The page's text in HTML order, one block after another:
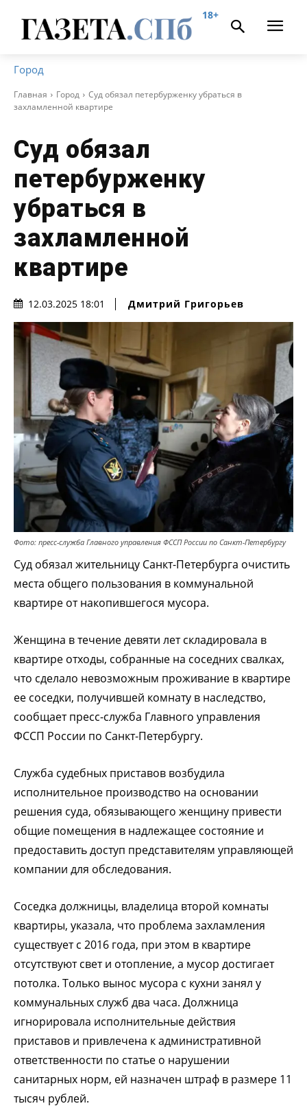
18+
Город
Главная Город
Суд обязал петербурженку убраться в
захламленной квартире
Суд обязал
петербурженку
убраться в
захламленной
квартире
12.03.2025 18:01 Дмитрий Григорьев
Фото: пресс-служба Главного управления ФССП России по Санкт-Петербургу
Суд обязал жительницу Санкт-Петербурга очистить
места общего пользования в коммунальной
квартире от накопившегося мусора.
Женщина в течение девяти лет складировала в
квартире отходы, собранные на соседних свалках,
что сделало невозможным проживание в квартире
ее соседки, получившей комнату в наследство,
сообщает пресс-служба Главного управления
ФССП России по Санкт-Петербургу.
Служба судебных приставов возбудила
исполнительное производство на основании
решения суда, обязывающего женщину привести
общие помещения в надлежащее состояние и
предоставить доступ представителям управляющей
компании для обследования.
Соседка должницы, владелица второй комнаты
квартиры, указала, что проблема захламления
существует с 2016 года, при этом в квартире
отсутствуют свет и отопление, а мусор достигает
потолка. Только вынос мусора с кухни занял у
коммунальных служб два часа. Должница
игнорировала исполнительные действия
приставов и привлечена к административной
ответственности по статье о нарушении
санитарных норм, ей назначен штраф в размере 11
тысяч рублей.